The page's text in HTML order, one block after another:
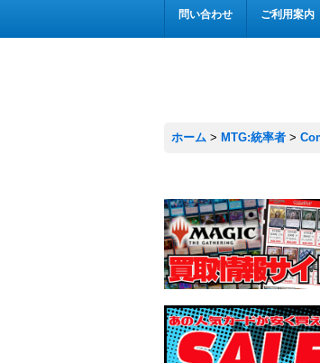
問い合わせ ご利用案内
ホーム > MTG:統率者 >